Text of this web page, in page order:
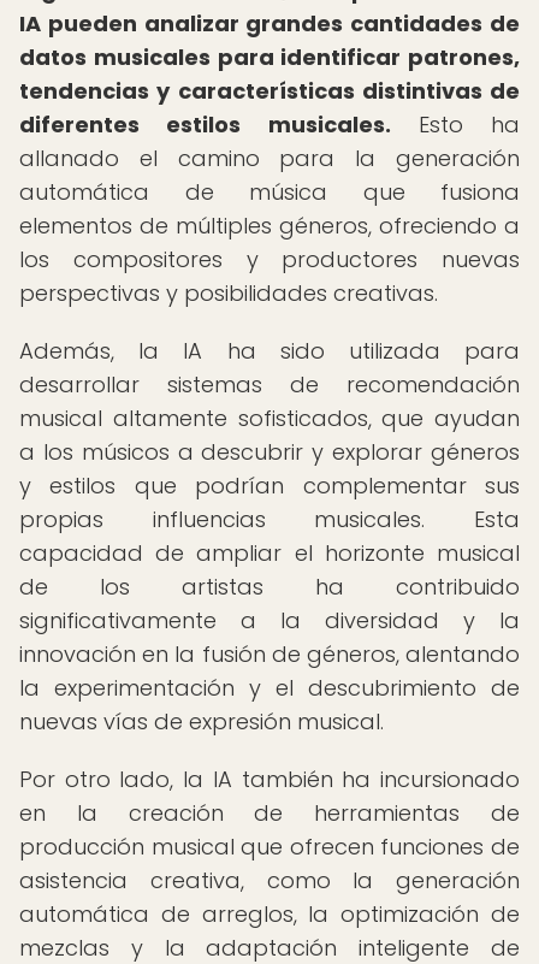
IA pueden analizar grandes cantidades de
datos musicales para identificar patrones,
tendencias y características distintivas de
diferentes estilos musicales. Esto ha
allanado el camino para la generación
automática de música que fusiona
elementos de múltiples géneros, ofreciendo a
los compositores y productores nuevas
perspectivas y posibilidades creativas.
Además, la IA ha sido utilizada para
desarrollar sistemas de recomendación
musical altamente sofisticados, que ayudan
a los músicos a descubrir y explorar géneros
y estilos que podrían complementar sus
propias influencias musicales. Esta
capacidad de ampliar el horizonte musical
de los artistas ha contribuido
significativamente a la diversidad y la
innovación en la fusión de géneros, alentando
la experimentación y el descubrimiento de
nuevas vías de expresión musical.
Por otro lado, la IA también ha incursionado
en la creación de herramientas de
producción musical que ofrecen funciones de
asistencia creativa, como la generación
automática de arreglos, la optimización de
mezclas y la adaptación inteligente de